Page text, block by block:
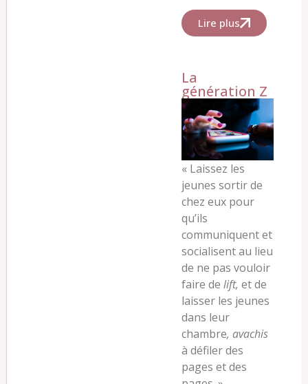
Lire plus
La
génération Z
« Laissez les
jeunes sortir de
chez eux pour
qu’ils
communiquent et
socialisent au lieu
de ne pas vouloir
faire de lift, et de
laisser les jeunes
dans leur
chambre, avachis
à défiler des
pages et des